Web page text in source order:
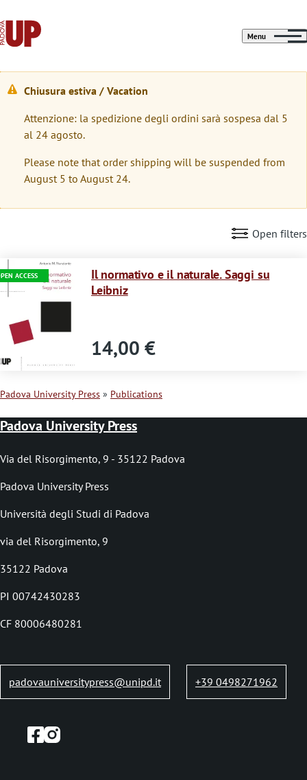
Menu
W
a
r
n
i
m
e
s
s
a
g
e
Chiusura estiva / Vacation
Attenzione: la spedizione degli ordini sarà sospesa dal 5
al 24 agosto.
Please note that order shipping will be suspended from
August 5 to August 24.
Open filters
ACCESS
Immagine
Il normativo e il naturale. Saggi su
Leibniz
14,00 €
B
r
e
a
d
c
u
m
b
Padova University Press Publications
Padova University Press
Via del Risorgimento, 9 - 35122 Padova
Padova University Press
Università degli Studi di Padova
via del Risorgimento, 9
35122 Padova
PI 00742430283
CF 80006480281
padovauniversitypress@unipd.it +39 0498271962